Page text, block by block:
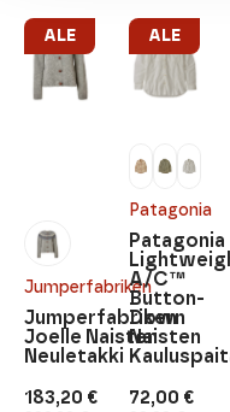
Jumperfabriken
ALE
183,20 €
Jumperfabriken
Joelle Naisten
Neuletakki
Patagonia
ALE
72,00 €
Patagonia
A/C™
Button-
Down
Naisten